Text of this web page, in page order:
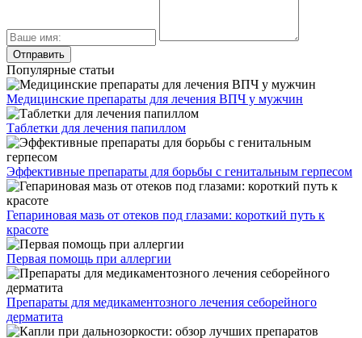
Популярные статьи
Медицинские препараты для лечения ВПЧ у мужчин
Таблетки для лечения папиллом
Эффективные препараты для борьбы с генитальным герпесом
Гепариновая мазь от отеков под глазами: короткий путь к
красоте
Первая помощь при аллергии
Препараты для медикаментозного лечения себорейного
дерматита